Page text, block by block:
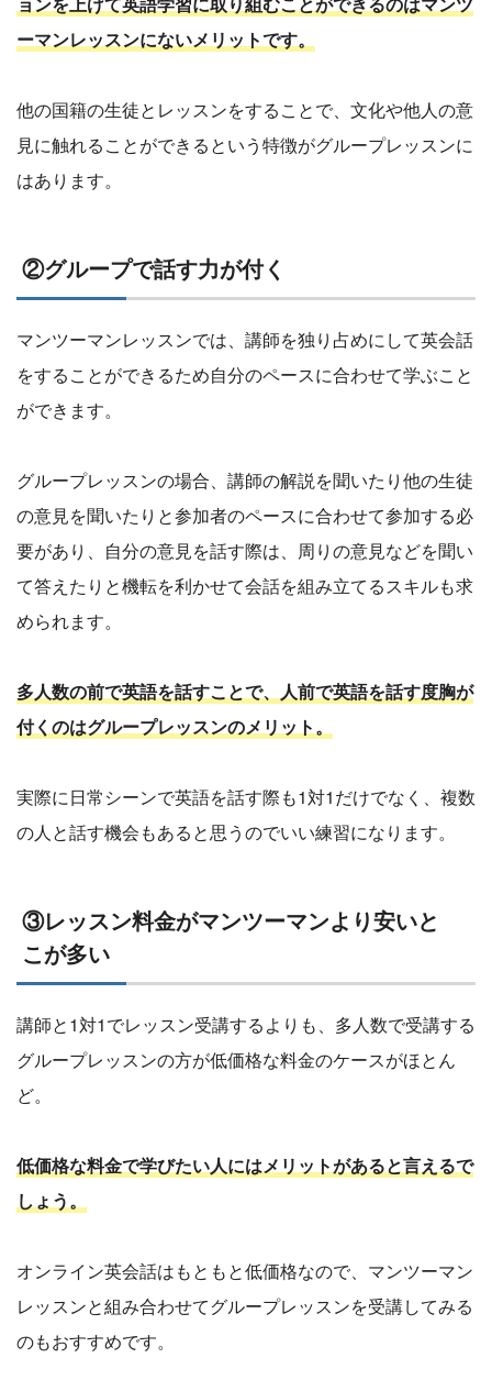
ーマンレッスンにないメリットです。
他の国籍の生徒とレッスンをすることで、文化や他人の意
見に触れることができるという特徴がグループレッスンに
はあります。
②グループで話す力が付く
マンツーマンレッスンでは、講師を独り占めにして英会話
をすることができるため自分のペースに合わせて学ぶこと
ができます。
グループレッスンの場合、講師の解説を聞いたり他の生徒
の意見を聞いたりと参加者のペースに合わせて参加する必
要があり、自分の意見を話す際は、周りの意見などを聞い
て答えたりと機転を利かせて会話を組み立てるスキルも求
められます。
多人数の前で英語を話すことで、人前で英語を話す度胸が
付くのはグループレッスンのメリット。
実際に日常シーンで英語を話す際も1対1だけでなく、複数
の人と話す機会もあると思うのでいい練習になります。
③レッスン料金がマンツーマンより安いと
こが多い
講師と1対1でレッスン受講するよりも、多人数で受講する
グループレッスンの方が低価格な料金のケースがほとん
ど。
低価格な料金で学びたい人にはメリットがあると言えるで
しょう。
オンライン英会話はもともと低価格なので、マンツーマン
レッスンと組み合わせてグループレッスンを受講してみる
のもおすすめです。